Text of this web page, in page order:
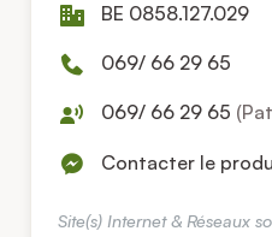
BE 0858.127.029
069/ 66 29 65
069/ 66 29 65
Contacter le
Site(s) Internet & Réseaux